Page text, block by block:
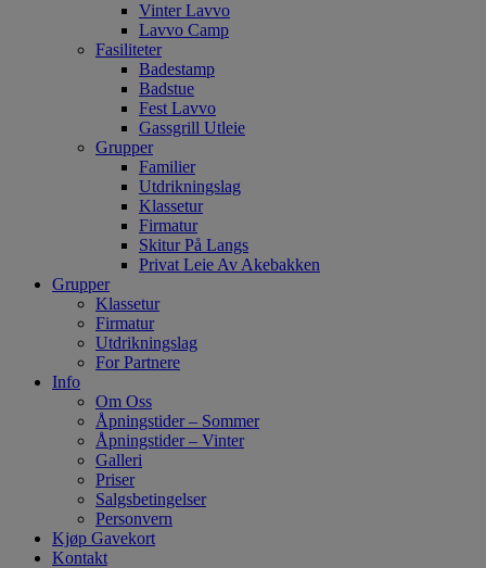
Vinter Lavvo
Lavvo Camp
Fasiliteter
Badestamp
Badstue
Fest Lavvo
Gassgrill Utleie
Grupper
Familier
Utdrikningslag
Klassetur
Firmatur
Skitur På Langs
Privat Leie Av Akebakken
Grupper
Klassetur
Firmatur
Utdrikningslag
For Partnere
Info
Om Oss
Åpningstider – Sommer
Åpningstider – Vinter
Galleri
Priser
Salgsbetingelser
Personvern
Kjøp Gavekort
Kontakt